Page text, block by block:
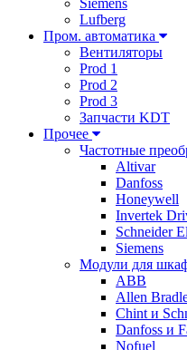
Siemens
Lufberg
Пром. автоматика
Вентиляторы
Prod 1
Prod 2
Prod 3
Запчасти KDT
Прочее
Частотные
Altivar
Danfoss
Honeywell
Invertek
Schneider
Siemens
Модули для
ABB
Allen
Chint и
Danfoss и
Nofuel